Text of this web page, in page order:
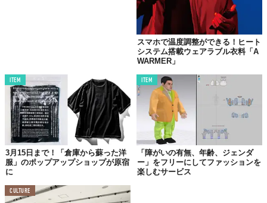
たとえば、歩きやすさにアプローチしたショートブーツ や制菌効
ショルダーバッグ
、リーズナブルながら存
などがラインナップされている。
で予約販売中なので、「お出かけ用のア
イテムがほしいな〜」と思っている人は、ぜひチェックしてみ
て。
スマホで温度調整ができる！ヒート
システム搭載ウェアラブル衣料「A
WARMER」
ITEM
3月15日まで！「倉庫から蘇った洋
服」のポップアップショップが原宿
に
ITEM
「障がいの有無、年齢、ジェンダ
ー」をフリーにしてファッションを
楽しむサービス
CULTURE